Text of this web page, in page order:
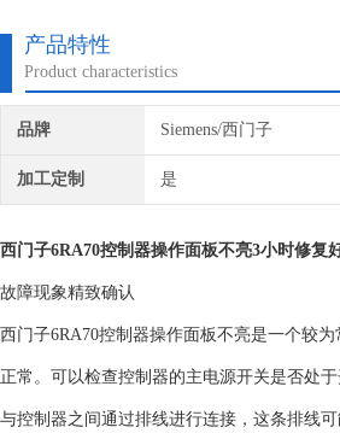
产品特性
Product characteristics
品牌 Siemens/西门子
加工定制 是
西门子6RA70控制器操作面板不亮3小时修复
故障现象精致确认
西门子6RA70控制器操作面板不亮是一个较
正常。可以检查控制器的主电源开关是否处
与控制器之间通过排线进行连接，这条排线